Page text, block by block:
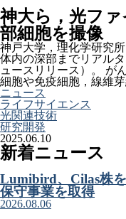
神大ら，光フ
部細胞を撮像
神戸大学，理化学研究
体内の深部までリアル
ュースリリース）。 が
細胞や免疫細胞，線維
ニュース
ライフサイエンス
光関連技術
研究開発
2025.06.10
新着ニュース
Lumibird、Cilas株
保守事業を取得
2026.08.06